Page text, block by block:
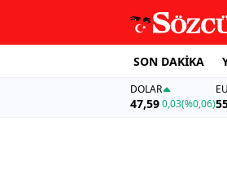
SON DAKİKA
DOLAR
47,590,03(%0,06)